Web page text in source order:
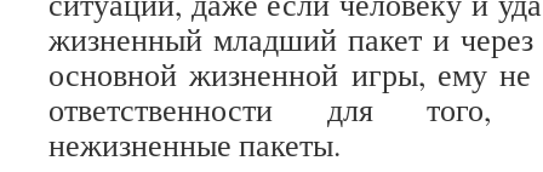
жизненный младший пакет и через
основной жизненной игры, ему не
ответственности для того,
нежизненные пакеты.